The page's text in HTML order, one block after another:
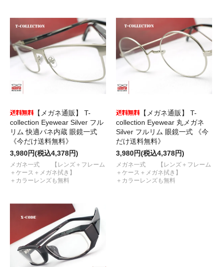
【メガネ通販】 T-
collection Eyewear Silver フル
リム 快適バネ内蔵 眼鏡一式
《今だけ送料無料》
3,980円(税込4,378円)
メガネ一式 【レンズ＋フレーム
＋ケース＋メガネ拭き】
＋カラーレンズも無料
【メガネ通販】 T-
collection Eyewear 丸メガネ
Silver フルリム 眼鏡一式 《今
だけ送料無料》
3,980円(税込4,378円)
メガネ一式 【レンズ＋フレーム
＋ケース＋メガネ拭き】
＋カラーレンズも無料